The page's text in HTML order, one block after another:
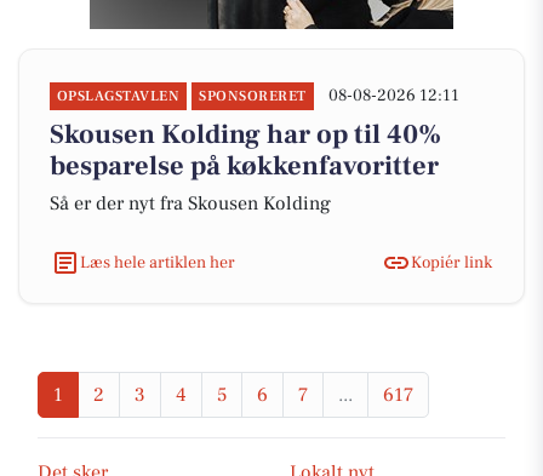
OPSLAGSTAVLEN SPONSORERET 08-08-2026 12:11
Skousen Kolding har op til 40%
besparelse på køkkenfavoritter
Så er der nyt fra Skousen Kolding
Læs hele artiklen her Kopiér link
1 2 3 4 5 6 7 ... 617